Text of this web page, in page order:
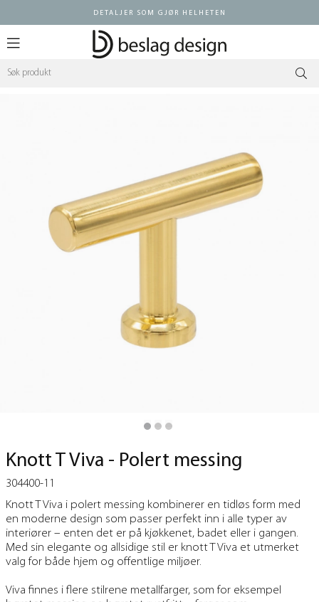
DETALJER SOM GJØR HELHETEN
Knott T Viva - Polert messing
304400-11
Knott T Viva i polert messing kombinerer en tidløs form med
en moderne design som passer perfekt inn i alle typer av
interiører – enten det er på kjøkkenet, badet eller i gangen.
Med sin elegante og allsidige stil er knott T Viva et utmerket
valg for både hjem og offentlige miljøer.
Viva finnes i flere stilrene metallfarger, som for eksempel